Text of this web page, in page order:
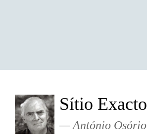
Sítio Exacto
António Osório